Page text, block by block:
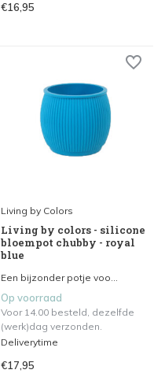
€16,95
Living by Colors
Living by colors - silicone
bloempot chubby - royal
blue
Een bijzonder potje voo...
Op voorraad
Voor 14.00 besteld, dezelfde
(werk)dag verzonden.
Deliverytime
€17,95